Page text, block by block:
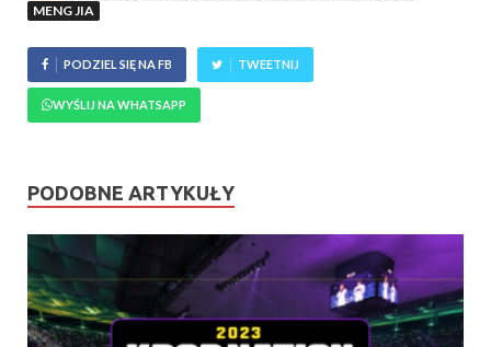
MENG JIA
PODZIEL SIĘ NA FB TWEETNIJ
WYŚLIJ NA WHATSAPP
PODOBNE ARTYKUŁY